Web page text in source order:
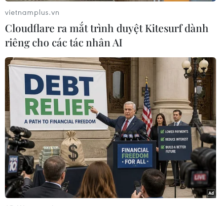
hình bên trong Galaxy S8 với những dấu hiệu
chỉ hướng tới việc chiếc điện thoại này sẽ hỗ trợ
mạnh mẽ cho các nội dung thực tế ảo (VR).
Samsung là một trong những công ty đầu tiên
thông qua hàm thiết kế đồ họa kế thừa OpenGL,
Vulkan API, và bây giờ Google mới ra mắt nền
tảng VR Daydream. Tất cả là những điều kiện
cần thiết để cho phép Samsung quyết định đầu
tư mạnh mẽ việc đưa VR đến với điện thoại di
động thông minh cao cấp của hãng.
Tuy nhiên, hiện thông số kỹ thuật tối thiểu để
thỏa mãn trải nghiệm VR còn tương đối cao, và
chíp xử lý đồ họa (GPU) nói riêng đang thành
vietnamplus.vn
Cloudflare ra mắt trình duyệt Kitesurf dành
riêng cho các tác nhân AI